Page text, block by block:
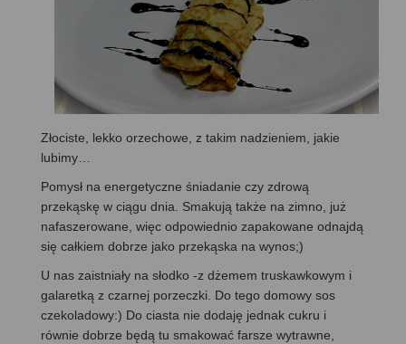
Złociste, lekko orzechowe, z takim nadzieniem, jakie
lubimy…
Pomysł na energetyczne śniadanie czy zdrową
przekąskę w ciągu dnia. Smakują także na zimno, już
nafaszerowane, więc odpowiednio zapakowane odnajdą
się całkiem dobrze jako przekąska na wynos;)
U nas zaistniały na słodko -z dżemem truskawkowym i
galaretką z czarnej porzeczki. Do tego domowy sos
czekoladowy:) Do ciasta nie dodaję jednak cukru i
równie dobrze będą tu smakować farsze wytrawne,